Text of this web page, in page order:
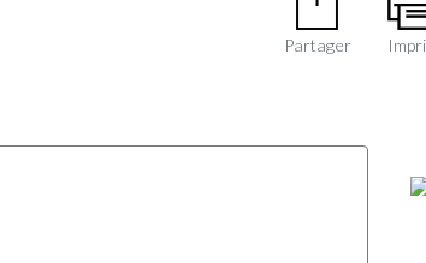
Partager